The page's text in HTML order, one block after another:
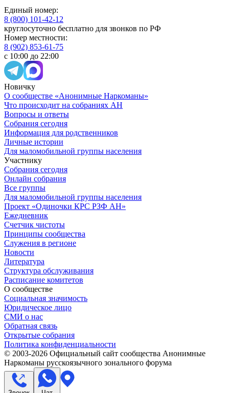
Единый номер:
8 (800) 101-42-12
круглосуточно бесплатно для звонков по РФ
Номер местности:
8 (902) 853-61-75
с 10:00 до 22:00
Новичку
О сообществе «Анонимные Наркоманы»
Что происходит на собраниях АН
Вопросы и ответы
Собрания сегодня
Информация для родственников
Личные истории
Для маломобильной группы населения
Участнику
Собрания сегодня
Онлайн собрания
Все группы
Для маломобильной группы населения
Проект «Одиночки КРС РЗФ АН»
Ежедневник
Счетчик чистоты
Принципы сообщества
Служения в регионе
Новости
Литература
Структура обслуживания
Расписание комитетов
О сообществе
Социальная значимость
Юридическое лицо
СМИ о нас
Обратная связь
Открытые собрания
Политика конфиденциальности
© 2003-2026 Официальный сайт сообщества Анонимные
Наркоманы русскоязычного зонального форума